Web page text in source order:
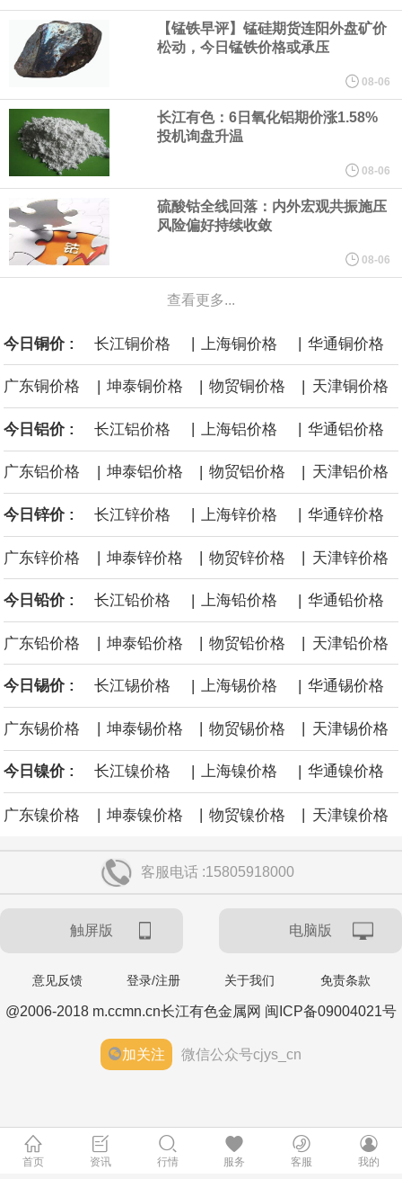
大利亚短期主权信用评级为“A-1+”。标普表示，澳大利亚计划提高房
产税并采取节支措施，应有助于缓解不断加剧的结构性支出压力。
8月6日，Omdia最新报告指出，2026年全球前六大PC品牌笔记本
面板采购占比将达80.4%创新高。受元器件短缺影响，头部厂商上
半年大幅提前备货，但成本上涨促使涨价15%-30%，全球笔记本面
板出货量预计同比下降5.5%至2.21亿片。
谷歌规划的印度数据中心枢纽建设工作正在如火如荼推进，项目所
在地上方的山坡已经被开挖，露出赤红土层，并修出层层台地。但
环保人士的反对声浪持续高涨，给这家美国科技巨头总规模 150 亿
美元的项目制造重重阻碍
【锰铁早评】锰硅期货连阳外盘矿价
松动，今日锰铁价格或承压
08-06
长江有色：6日氧化铝期价涨1.58%
投机询盘升温
08-06
硫酸钴全线回落：内外宏观共振施压
风险偏好持续收敛
08-06
查看更多...
今日铜价 : 长江铜价格 | 上海铜价格 | 华通铜价格
广东铜价格 | 坤泰铜价格 | 物贸铜价格 | 天津铜价格
今日铝价 : 长江铝价格 上海铝价格 华通铝价格
广东铝价格 | 坤泰铝价格 | 物贸铝价格 | 天津铝价格
今日锌价 : 长江锌价格 上海锌价格 华通锌价格
广东锌价格 | 坤泰锌价格 | 物贸锌价格 | 天津锌价格
今日铅价 : 长江铅价格 | 上海铅价格 | 华通铅价格
广东铅价格 坤泰铅价格 物贸铅价格 天津铅价格
今日锡价 : 长江锡价格 | 上海锡价格 | 华通锡价格
广东锡价格 坤泰锡价格 物贸锡价格 天津锡价格
今日镍价 : 长江镍价格 | 上海镍价格 | 华通镍价格
广东镍价格 | 坤泰镍价格 | 物贸镍价格 | 天津镍价格
客服电话 :15805918000
触屏版 电脑版
意见反馈 登录/注册 关于我们 免责条款
@2006-2018 m.ccmn.cn长江有色金属网 闽ICP备09004021号
加关注 微信公众号cjys_cn
首页 资讯 行情 服务 客服 我的